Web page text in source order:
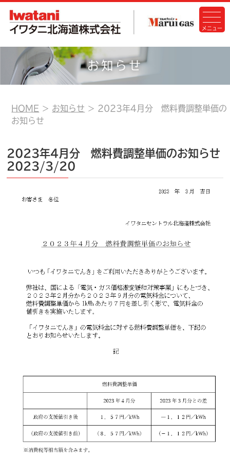
お知らせ
HOME お知らせ
2023年4月分 燃料費調整単価の
お知らせ
2023年4月分 燃料費調整単価のお知らせ
2023/3/20